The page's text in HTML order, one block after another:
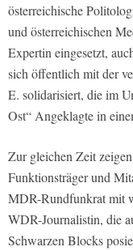
österreichische
und österreichischen
Expertin eingesetzt,
sich öffentlich mit der
E. solidarisiert, die im
Ost“ Angeklagte in
Zur gleichen Zeit
Funktionsträger und
MDR-Rundfunkrat mit
WDR-Journalistin, die
Schwarzen Blocks